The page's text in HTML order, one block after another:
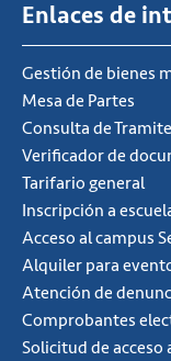
Enlaces de
Gestión de bienes
Mesa de Partes
Consulta de Tramite
Verificador de
Tarifario general
Inscripción a
Acceso al campus
Alquiler para
Atención de
Comprobantes
Solicitud de